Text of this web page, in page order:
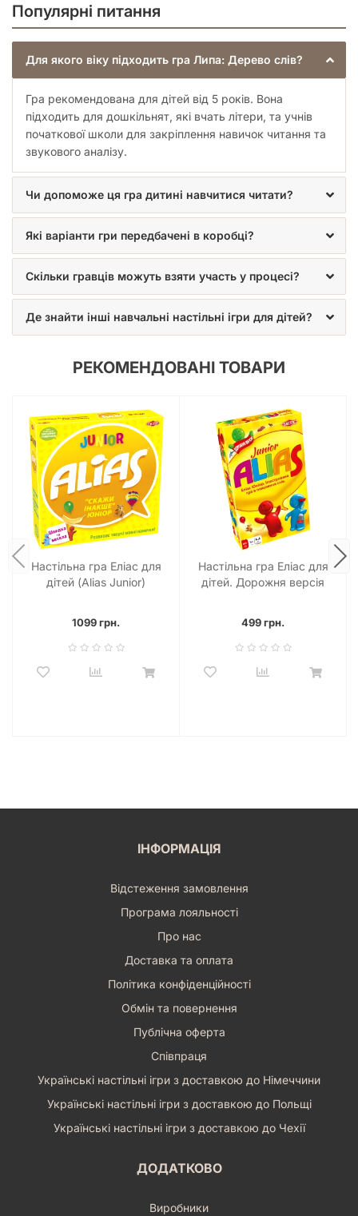
Популярні питання
Для якого віку підходить гра Липа: Дерево слів?
Гра рекомендована для дітей від 5 років. Вона
підходить для дошкільнят, які вчать літери, та учнів
початкової школи для закріплення навичок читання та
звукового аналізу.
Чи допоможе ця гра дитині навчитися читати?
Які варіанти гри передбачені в коробці?
Скільки гравців можуть взяти участь у процесі?
Де знайти інші навчальні настільні ігри для дітей?
РЕКОМЕНДОВАНІ ТОВАРИ
Настільна гра Еліас для
дітей (Alias Junior)
1099 грн.
Настільна гра Еліас для
дітей. Дорожня версія
499 грн.
ІНФОРМАЦІЯ
Відстеження замовлення
Програма лояльності
Про нас
Доставка та оплата
Політика конфіденційності
Обмін та повернення
Публічна оферта
Співпраця
Українські настільні ігри з доставкою до Німеччини
Українські настільні ігри з доставкою до Польщі
Українські настільні ігри з доставкою до Чехії
ДОДАТКОВО
Виробники